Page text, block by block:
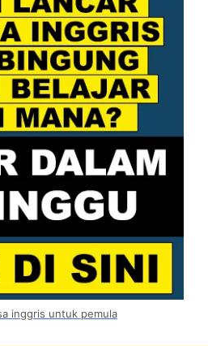
inggris untuk pemula